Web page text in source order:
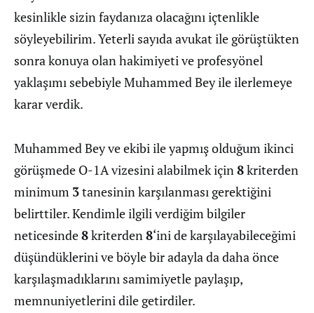
kesinlikle sizin faydanıza olacağını içtenlikle
söyleyebilirim. Yeterli sayıda avukat ile görüştükten
sonra konuya olan hakimiyeti ve profesyönel
yaklaşımı sebebiyle Muhammed Bey ile ilerlemeye
karar verdik.
Muhammed Bey ve ekibi ile yapmış olduğum ikinci
görüşmede O-1A vizesini alabilmek için8kriterden
minimum 3tanesinin karşılanması gerektiğini
belirttiler. Kendimle ilgili verdiğim bilgiler
neticesinde8kriterden8‘ini de karşılayabileceğimi
düşündüklerini ve böyle bir adayla da daha önce
karşılaşmadıklarını samimiyetle paylaşıp,
memnuniyetlerini dile getirdiler.